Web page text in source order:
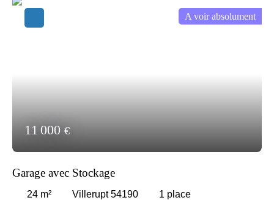
11 000 €
A voir absolument
Garage avec Stockage
24 m² Villerupt 54190 1 place